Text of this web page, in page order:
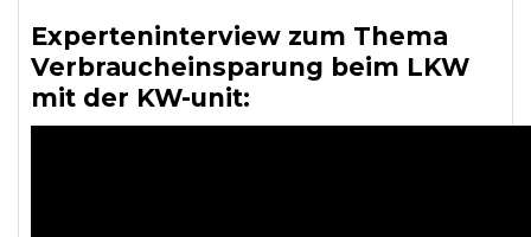
Experteninterview zum Thema
Verbraucheinsparung beim LKW
mit der KW-unit: